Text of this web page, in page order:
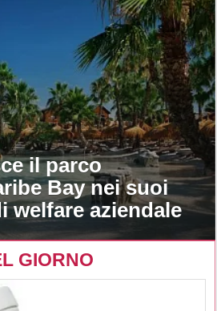
il parco
Bay nei suoi
welfare aziendale
GIORNO